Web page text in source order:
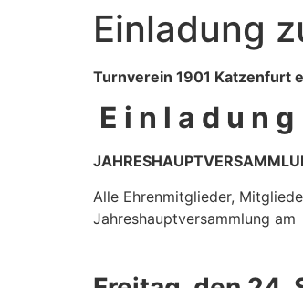
Einladung
Turnverein 1901 Katzenfurt
E i n l a d u n g
J
Alle Ehrenmitglieder,
Jahreshauptversammlung am